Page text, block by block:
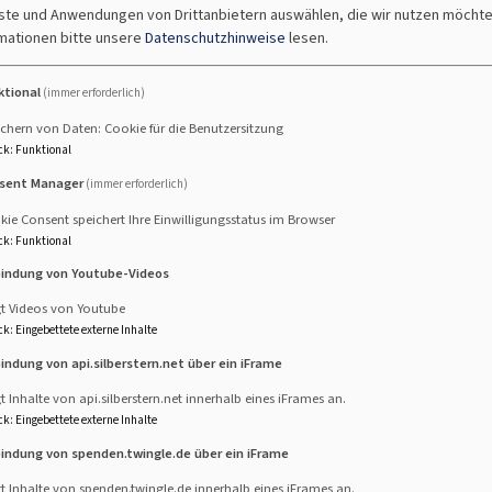
von der Bibel über das Glaubensbekenntnis hin
Schatz für das eigene Leben
nicht zu kurz. Auf der Freizeit, beim Klettern, einem
herumzualbern und neue Freundschaften zu knüpfen.
2013? Dann melde dich an über unsere Homepage und
termine.de/d-7928046
und Anwendungen von Drittanbietern auswählen, die wir nutzen
bitte unsere Datenschutzhinweise lesen.
(immer erforderlich)
von Daten: Cookie für die Benutzersitzung
: Funktional
Manager(immer erforderlich)
Consent speichert Ihre Einwilligungsstatus im Browser
: Funktional
von Youtube-Videos
Videos von Youtube
: Eingebettete externe Inhalte
von api.silberstern.net über ein iFrame
Inhalte von api.silberstern.net innerhalb eines iFrames an.
: Eingebettete externe Inhalte
von spenden.twingle.de über ein iFrame
Inhalte von spenden.twingle.de innerhalb eines iFrames an.